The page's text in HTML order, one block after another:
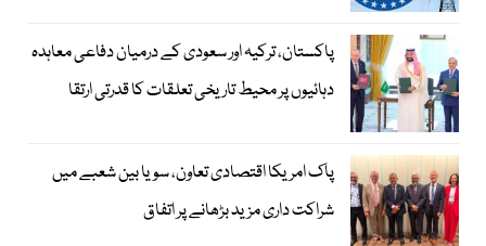
پاکستان، ترکیہ اور سعودی کے درمیان دفاعی معاہدہ
دہائیوں پر محیط تاریخی تعلقات کا قدرتی ارتقا
پاک امریکا اقتصادی تعاون، سویا بین شعبے میں
شراکت داری مزید بڑھانے پر اتفاق